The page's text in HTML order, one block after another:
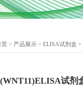
页 > 产品展示 > ELISA试剂盒 >
试剂